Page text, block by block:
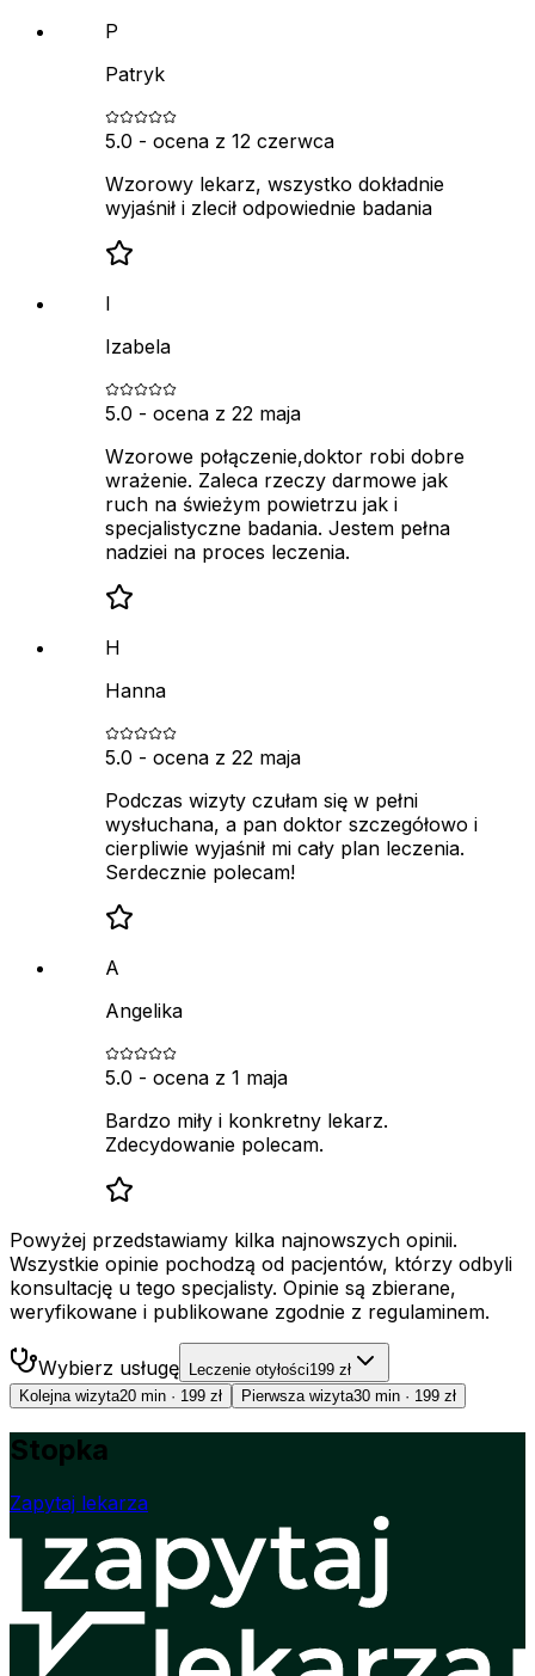
P
Patryk
5.0 - ocena z 12 czerwca
Wzorowy lekarz, wszystko dokładnie
wyjaśnił i zlecił odpowiednie badania
I
Izabela
5.0 - ocena z 22 maja
Wzorowe połączenie,doktor robi dobre
wrażenie. Zaleca rzeczy darmowe jak
ruch na świeżym powietrzu jak i
specjalistyczne badania. Jestem pełna
nadziei na proces leczenia.
H
Hanna
5.0 - ocena z 22 maja
Podczas wizyty czułam się w pełni
wysłuchana, a pan doktor szczegółowo i
cierpliwie wyjaśnił mi cały plan leczenia.
Serdecznie polecam!
A
Angelika
5.0 - ocena z 1 maja
Bardzo miły i konkretny lekarz.
Zdecydowanie polecam.
Powyżej przedstawiamy kilka najnowszych opinii.
Wszystkie opinie pochodzą od pacjentów, którzy odbyli
konsultację u tego specjalisty. Opinie są zbierane,
weryfikowane i publikowane zgodnie z regulaminem.
Wybierz usługę Leczenie otyłości199 zł
Kolejna wizyta20 min · 199 zł Pierwsza wizyta30 min · 199 zł
Stopka
Zapytaj lekarza